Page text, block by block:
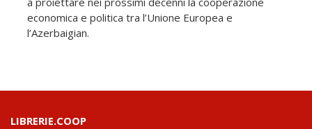
economica e politica tra l’Unione Europea e
l’Azerbaigian.
LIBRERIE.COOP